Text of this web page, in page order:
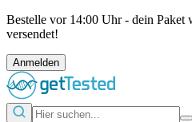
Bestelle vor 14:00 Uhr - dein Paket
versendet!
Anmelden